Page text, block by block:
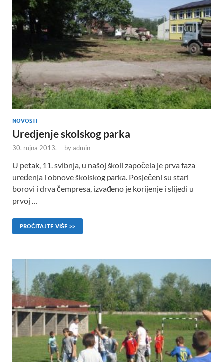
NOVOSTI
Uredjenje skolskog parka
30. rujna 2013. - byadmin
U petak, 11. svibnja, u našoj školi započela je prva faza
uređenja i obnove školskog parka. Posječeni su stari
borovi i drva čempresa, izvađeno je korijenje i slijedi u
prvoj …
PROČITAJTE VIŠE >>